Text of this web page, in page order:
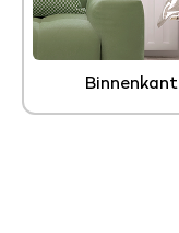
Binnenkant